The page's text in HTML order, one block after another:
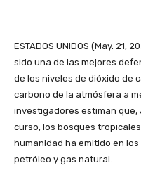
ESTADOS UNIDOS (May.
sido una de las mejores
de los niveles de dióxido de
carbono de la atmósfera a
investigadores estiman
curso, los bosques
humanidad ha emitido en
petróleo y gas natural.